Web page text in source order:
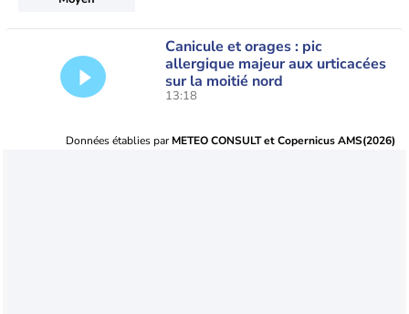
Canicule et orages : pic
allergique majeur aux urticacées
sur la moitié nord
13:18
Données établies parMETEO CONSULT et Copernicus AMS(2026)